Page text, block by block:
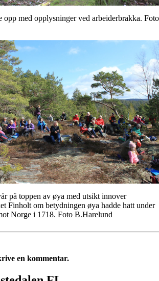
med opplysninger ved arbeiderbrakka. Foto
på toppen av øya med utsikt innover
Finholt om betydningen øya hadde hatt under
Norge i 1718. Foto B.Harelund
en kommentar.